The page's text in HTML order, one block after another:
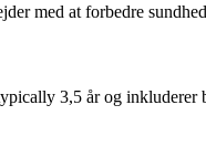
med at forbedre
3,5 år og inkluderer